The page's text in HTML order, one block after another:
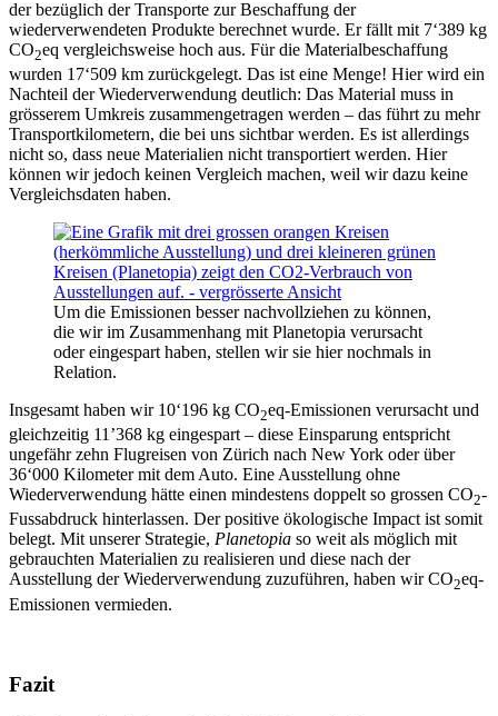
der bezüglich der Transporte zur Beschaffung der
wiederverwendeten Produkte berechnet wurde. Er fällt mit 7‘389 kg
CO2eq vergleichsweise hoch aus. Für die Materialbeschaffung
wurden 17‘509 km zurückgelegt. Das ist eine Menge! Hier wird ein
Nachteil der Wiederverwendung deutlich: Das Material muss in
grösserem Umkreis zusammengetragen werden – das führt zu mehr
Transportkilometern, die bei uns sichtbar werden. Es ist allerdings
nicht so, dass neue Materialien nicht transportiert werden. Hier
können wir jedoch keinen Vergleich machen, weil wir dazu keine
Vergleichsdaten haben.
Um die Emissionen besser nachvollziehen zu können,
die wir im Zusammenhang mit Planetopia verursacht
oder eingespart haben, stellen wir sie hier nochmals in
Relation.
Insgesamt haben wir 10‘196 kg CO2eq-Emissionen verursacht und
gleichzeitig 11’368 kg eingespart – diese Einsparung entspricht
ungefähr zehn Flugreisen von Zürich nach New York oder über
36‘000 Kilometer mit dem Auto. Eine Ausstellung ohne
Wiederverwendung hätte einen mindestens doppelt so grossen CO2-
Fussabdruck hinterlassen. Der positive ökologische Impact ist somit
belegt. Mit unserer Strategie, Planetopia so weit als möglich mit
gebrauchten Materialien zu realisieren und diese nach der
Ausstellung der Wiederverwendung zuzuführen, haben wir CO2eq-
Emissionen vermieden.
Fazit